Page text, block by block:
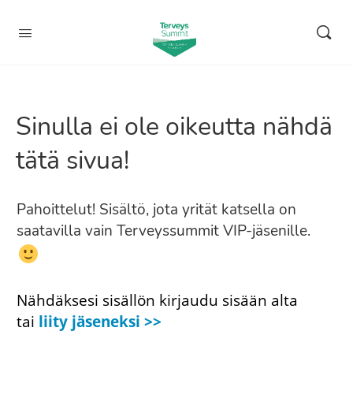
Sinulla ei ole oikeutta nähdä
tätä sivua!
Pahoittelut! Sisältö, jota yrität katsella on
saatavilla vain Terveyssummit VIP-jäsenille.
Nähdäksesi sisällön kirjaudu sisään alta
tai liity jäseneksi >>